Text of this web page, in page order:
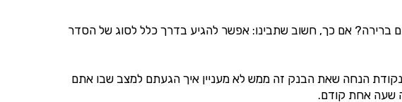
ברירה? אם כך, חשוב שתבינו: אפשר להגיע בדרך כלל לסוג של הסדר
הנחה שאת הבנק זה ממש לא מעניין איך הגעתם למצב שבו אתם
שעה אחת קודם.